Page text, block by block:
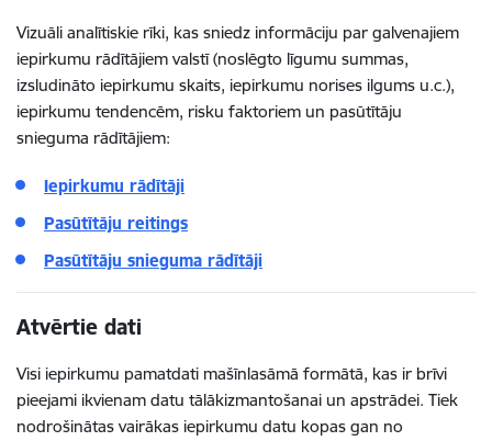
Vizuāli analītiskie rīki, kas sniedz informāciju par galvenajiem
iepirkumu rādītājiem valstī (noslēgto līgumu summas,
izsludināto iepirkumu skaits, iepirkumu norises ilgums u.c.),
iepirkumu tendencēm, risku faktoriem un pasūtītāju
snieguma rādītājiem:
Iepirkumu rādītāji
Pasūtītāju reitings
Pasūtītāju snieguma rādītāji
Atvērtie dati
Visi iepirkumu pamatdati mašīnlasāmā formātā, kas ir brīvi
pieejami ikvienam datu tālākizmantošanai un apstrādei. Tiek
nodrošinātas vairākas iepirkumu datu kopas gan no